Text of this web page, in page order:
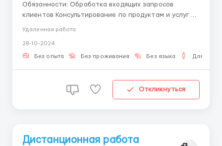
Обязанности: Обработка входящих запросов
клиентов Консультирование по продуктам и услугам
ситуаций Сбор и анализ обратной связи для
улучшения сервиса Требования: Отличные
Удаленная работа
28-10-2024
Без опыта Без проживания Без языка Для
Откликнуться
Дистанционная работа